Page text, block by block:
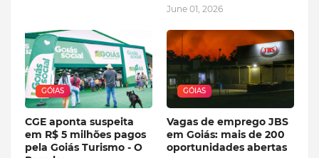
June 01, 2026
GÓIAS
CGE aponta suspeita
em R$ 5 milhões pagos
pela Goiás Turismo - O
GÓIAS
Vagas de emprego JBS
em Goiás: mais de 200
oportunidades abertas